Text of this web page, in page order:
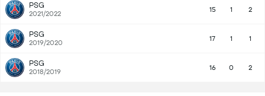
PSG
2021/2022 15 1 2
PSG
2019/2020 17 1 1
PSG
2018/2019 16 0 2